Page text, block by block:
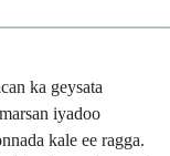
ka geysata
iyadoo
kale ee ragga.